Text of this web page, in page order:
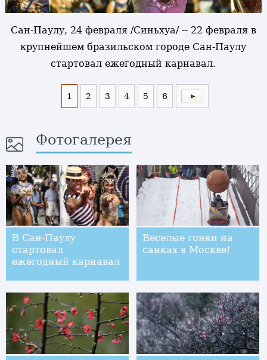
Сан-Паулу, 24 февраля /Синьхуа/ -- 22 февраля в
крупнейшем бразильском городе Сан-Паулу
стартовал ежегодный карнавал.
1 2 3 4 5 6
Фотогалерея
В Сан-Паулу
стартовал
ежегодный карнавал
Веселые гонки на
санках в Москве!